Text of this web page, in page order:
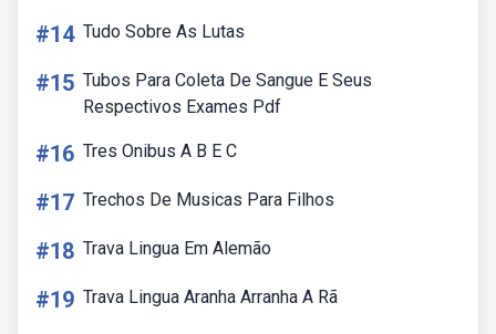
#14 Tudo Sobre As Lutas
#15 Tubos Para Coleta De Sangue E Seus
Respectivos Exames Pdf
#16 Tres Onibus A B E C
#17 Trechos De Musicas Para Filhos
#18 Trava Lingua Em Alemão
#19 Trava Lingua Aranha Arranha A Rã